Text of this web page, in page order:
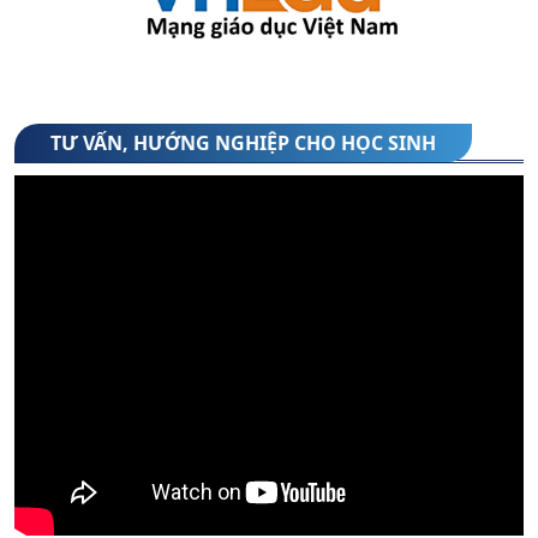
10 năm học 2026-2027
năm học 2026-2027
(05/08/2026)
TƯ VẤN, HƯỚNG NGHIỆP CHO HỌC SINH